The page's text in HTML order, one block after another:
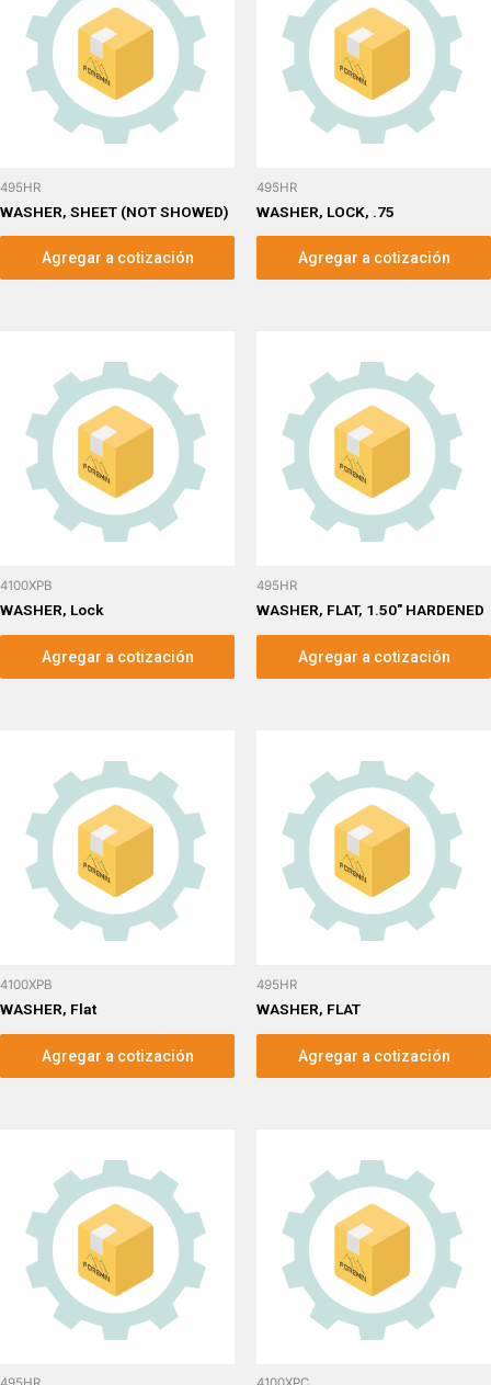
495HR
WASHER, SHEET (NOT SHOWED)
Agregar a cotización
495HR
WASHER, LOCK, .75
Agregar a cotización
4100XPB
WASHER, Lock
Agregar a cotización
495HR
WASHER, FLAT, 1.50″ HARDENED
Agregar a cotización
4100XPB
WASHER, Flat
Agregar a cotización
495HR
WASHER, FLAT
Agregar a cotización